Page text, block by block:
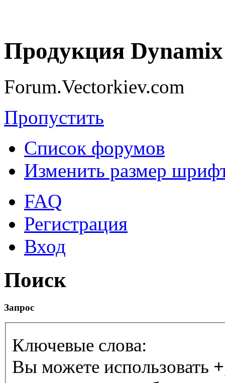
Продукция
Forum.Vectorkiev.com
Пропустить
Список форумов
Изменить размер
FAQ
Регистрация
Вход
Поиск
Запрос
Ключевые слова:
Вы можете использовать +